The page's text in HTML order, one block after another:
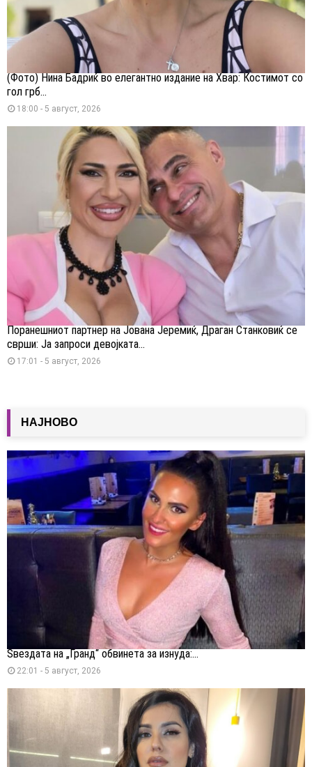
(Фото) Нина Бадриќ во елегантно издание на Хвар: Костимот со
гол грб...
18:00 - 5 август, 2026
Поранешниот партнер на Јована Јеремиќ, Драган Станковиќ се
сврши: Ја запроси девојката...
17:01 - 5 август, 2026
НАЈНОВО
Ѕвездата на „Гранд“ обвинета за изнуда:...
22:01 - 5 август, 2026